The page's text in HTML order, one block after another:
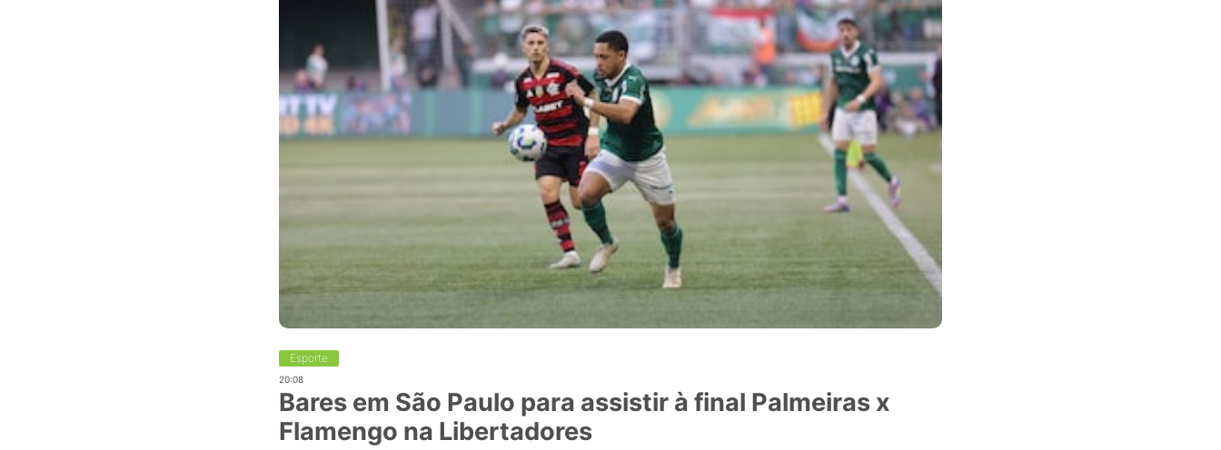
Esporte
20:08
Bares em São Paulo para assistir à final Palmeiras x
Flamengo na Libertadores